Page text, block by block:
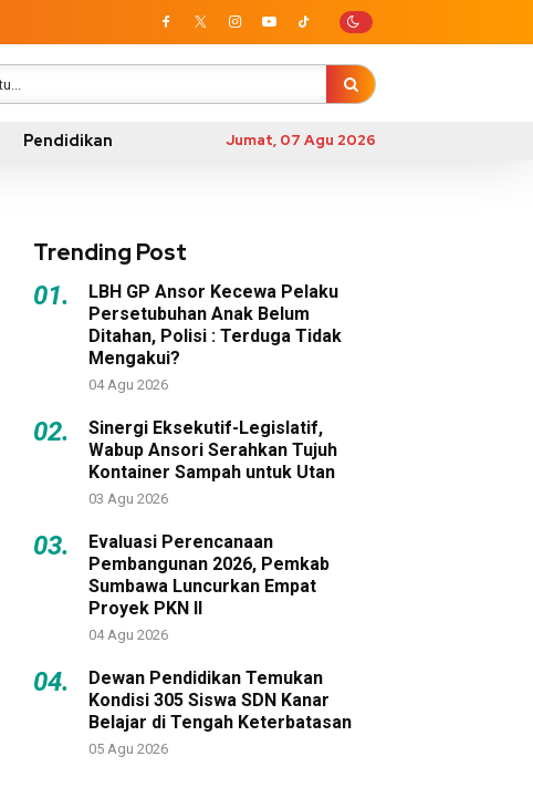
Pendidikan Jumat, 07 Agu 2026
Trending Post
01.
LBH GP Ansor Kecewa Pelaku
Persetubuhan Anak Belum
Ditahan, Polisi : Terduga Tidak
Mengakui?
04 Agu 2026
02.
Sinergi Eksekutif-Legislatif,
Wabup Ansori Serahkan Tujuh
Kontainer Sampah untuk Utan
03 Agu 2026
03.
Evaluasi Perencanaan
Pembangunan 2026, Pemkab
Sumbawa Luncurkan Empat
Proyek PKN II
04 Agu 2026
04.
Dewan Pendidikan Temukan
Kondisi 305 Siswa SDN Kanar
Belajar di Tengah Keterbatasan
05 Agu 2026